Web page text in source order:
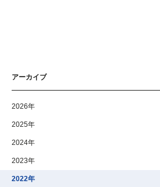
アーカイブ
2026年
2025年
2024年
2023年
2022年